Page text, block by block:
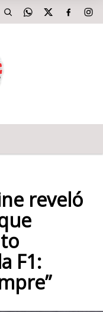
reveló
F1: